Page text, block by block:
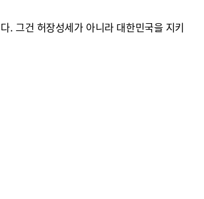
. 그건 허장성세가 아니라 대한민국을 지키